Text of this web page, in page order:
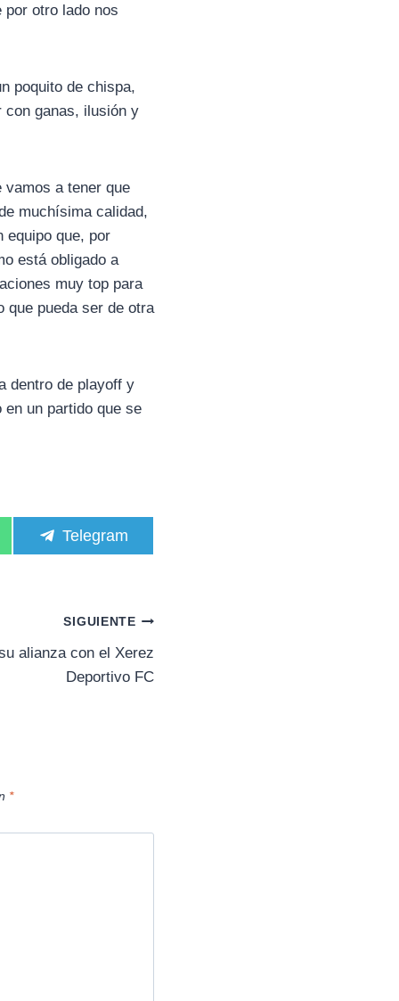
por otro lado nos
poquito de chispa,
con ganas, ilusión y
vamos a tener que
muchísima calidad,
equipo que, por
está obligado a
muy top para
que pueda ser de otra
dentro de playoff y
un partido que se
C
o
r
t
i
r
e
Telegram
SIGUIENTE
alianza con el Xerez
Deportivo FC
*